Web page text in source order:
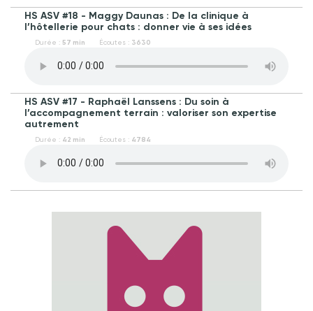
HS ASV #18 - Maggy Daunas : De la clinique à
l’hôtellerie pour chats : donner vie à ses idées
Durée : 57 min Écoutes : 3630
HS ASV #17 - Raphaël Lanssens : Du soin à
l’accompagnement terrain : valoriser son expertise
autrement
Durée : 42 min Écoutes : 4784